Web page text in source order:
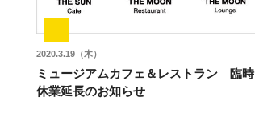
2020.3.19（木）
ミュージアムカフェ＆レストラン 臨時
休業延長のお知らせ